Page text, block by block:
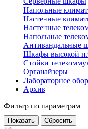
Напольные
Настенные
Настенные
Напольные
Антивандальные
Шкафы высокой
Стойки
Органайзеры
Лабораторное
Архив
Фильтр по параметрам